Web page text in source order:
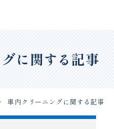
に関する記事
車内クリーニングに関する記事